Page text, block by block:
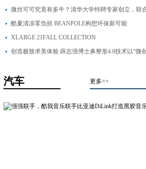
微丝可可究竟有多牛？清华大学特聘专家创立，联
酷夏清凉零负担 BEANPOLE构想环保新可能
XLARGE 21FALL COLLECTION
创造极致求美体验 薛志强博士鼻整形4.0技术以“微
汽车 更多>>